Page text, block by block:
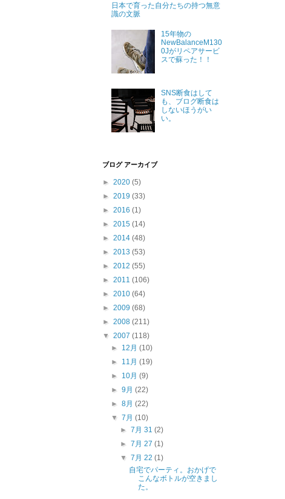
日本で育った自分たちの持つ無意
識の文脈
15年物の
NewBalanceM130
0Jがリペアサービ
スで蘇った！！
SNS断食はして
も、ブログ断食は
しないほうがい
い。
ブログ アーカイブ
► 2020 (5)
► 2019 (33)
► 2016 (1)
► 2015 (14)
► 2014 (48)
► 2013 (53)
► 2012 (55)
► 2011 (106)
► 2010 (64)
► 2009 (68)
► 2008 (211)
▼ 2007 (118)
► 12月(10)
► 11月(19)
► 10月(9)
►9月(22)
►8月(22)
▼7月(10)
► 7月 31 (2)
► 7月 27 (1)
▼ 7月 22 (1)
自宅でパーティ。おかげで
こんなボトルが空きまし
た。